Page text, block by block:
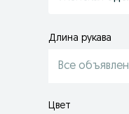
Длина рукава
Все
Цвет